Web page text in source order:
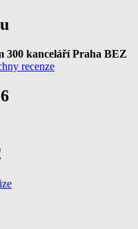
300 kanceláří Praha BEZ
recenze